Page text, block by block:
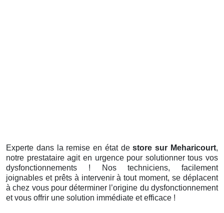
Experte dans la remise en état destore sur Meharicourt,
notre prestataire agit en urgence pour solutionner tous vos
dysfonctionnements ! Nos techniciens, facilement
joignables et prêts à intervenir à tout moment, se déplacent
à chez vous pour déterminer l’origine du dysfonctionnement
et vous offrir une solution immédiate et efficace !